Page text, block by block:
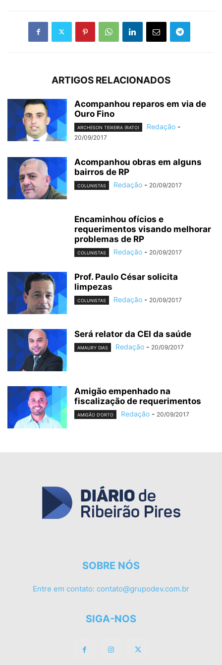
ARTIGOS RELACIONADOS
Acompanhou reparos em via de
Ouro Fino
ARCHESON TEIXEIRA (RATO) Redação -
20/09/2017
Acompanhou obras em alguns
bairros de RP
COLUNISTAS Redação - 20/09/2017
Encaminhou ofícios e
requerimentos visando melhorar
problemas de RP
COLUNISTAS Redação - 20/09/2017
Prof. Paulo César solicita
limpezas
COLUNISTAS Redação - 20/09/2017
Será relator da CEI da saúde
AMAURY DIAS Redação - 20/09/2017
Amigão empenhado na
fiscalização de requerimentos
AMIGÃO D'ORTO Redação - 20/09/2017
SOBRE NÓS
Entre em contato: contato@grupodev.com.br
SIGA-NOS